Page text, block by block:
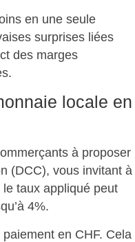
en une seule
surprises liées
des marges
.
locale en
à proposer
(DCC), vous invitant à
le taux appliqué peut
4%.
en CHF. Cela